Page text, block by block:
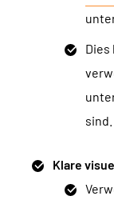
Dies
sind.
Klare